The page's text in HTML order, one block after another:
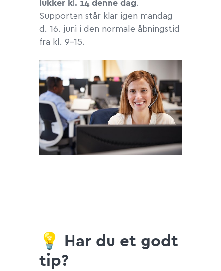
lukker kl. 14 denne dag.
Supporten står klar igen mandag
d. 16. juni i den normale åbningstid
fra kl. 9-15.
💡 Har du et godt
tip?